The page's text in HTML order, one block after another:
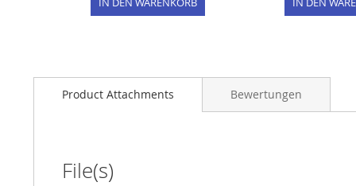
Product Attachments
File(s)
Bewertungen